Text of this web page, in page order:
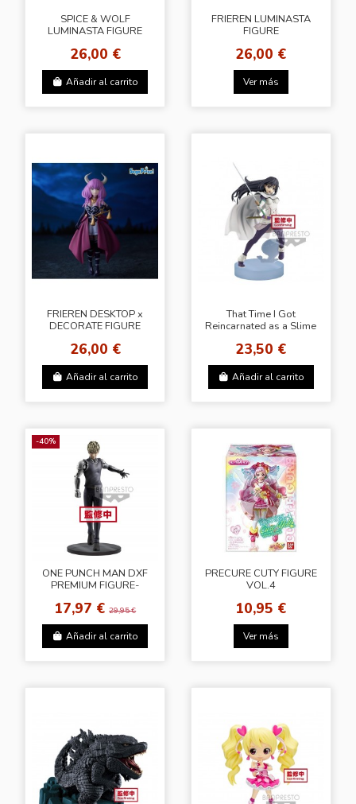
SPICE & WOLF
LUMINASTA FIGURE
26,00 €
Añadir al carrito
FRIEREN LUMINASTA
FIGURE
26,00 €
Ver más
FRIEREN DESKTOP x
DECORATE FIGURE
26,00 €
Añadir al carrito
That Time I Got
Reincarnated as a Slime
23,50 €
Añadir al carrito
-40%
ONE PUNCH MAN DXF
PREMIUM FIGURE-
17,97 €29,95 €
Añadir al carrito
PRECURE CUTY FIGURE
VOL.4
10,95 €
Ver más